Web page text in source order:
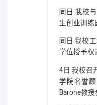
同日 我校
生创业训练
同日 我校
学位授予权
4日 我校召
学院名誉
Barone教授